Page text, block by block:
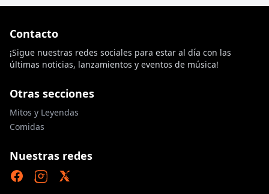
Contacto
¡Sigue nuestras redes sociales para estar al día con las
últimas noticias, lanzamientos y eventos de música!
Otras secciones
Mitos y Leyendas
Comidas
Nuestras redes